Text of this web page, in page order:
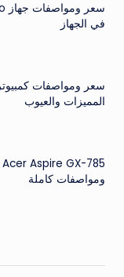
في الجهاز
المميزات والعيوب
ومواصفات كاملة